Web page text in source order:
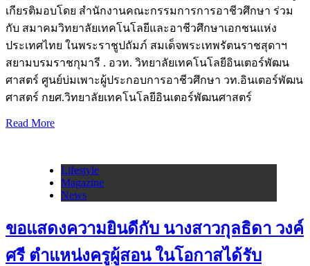
เกียรติมอบโดย สำนักงานคณะกรรมการการอาชีวศึกษา ร่วม
กับ สมาคมวิทยาลัยเทคโนโลยีและอาชีวศึกษาเอกชนแห่ง
ประเทศไทย ในพระราชูปถัมภ์ สมเด็จพระเทพรัตนราชสุดาฯ
สยามบรมราชกุมารี . อวท. วิทยาลัยเทคโนโลยีอินเตอร์พัฒน
ศาสตร์ ศูนย์บ่มเพาะผู้ประกอบการอาชีวศึกษา วท.อินเตอร์พัฒน
ศาสตร์ กยศ.วิทยาลัยเทคโนโลยีอินเตอร์พัฒนศาสตร์
Read More
Lifestyle
Magazine
News
ขอแสดงความยินดีกับ นางสาวกุลธิดา วงค์
ศรี ตำแหน่งครูผู้สอน ในโอกาสได้รับ